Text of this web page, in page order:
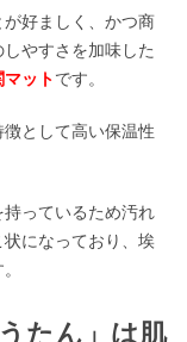
好ましく、かつ商
やすさを加味した
ットです。
として高い保温性
っているため汚れ
になっており、埃
たん」は肌